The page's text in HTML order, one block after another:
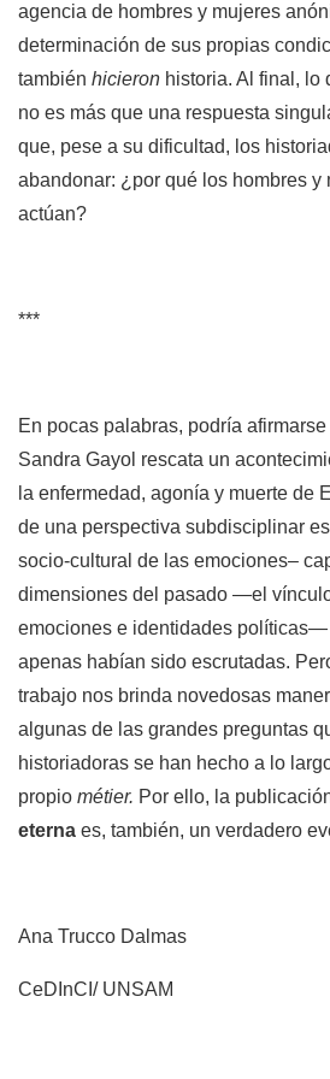
agencia de hombres y mujeres
determinación de sus propias
también hicieron historia. Al final, lo
no es más que una respuesta
que, pese a su dificultad, los
abandonar: ¿por qué los hombres y
actúan?
***
En pocas palabras, podría
Sandra Gayol rescata un
la enfermedad, agonía y muerte de
de una perspectiva subdisciplinar
socio-cultural de las emociones–
dimensiones del pasado —el
emociones e identidades políticas—
apenas habían sido escrutadas.
trabajo nos brinda novedosas
algunas de las grandes preguntas
historiadoras se han hecho a lo
propio métier. Por ello, la
eterna es, también, un verdadero
Ana Trucco Dalmas
CeDInCI/ UNSAM